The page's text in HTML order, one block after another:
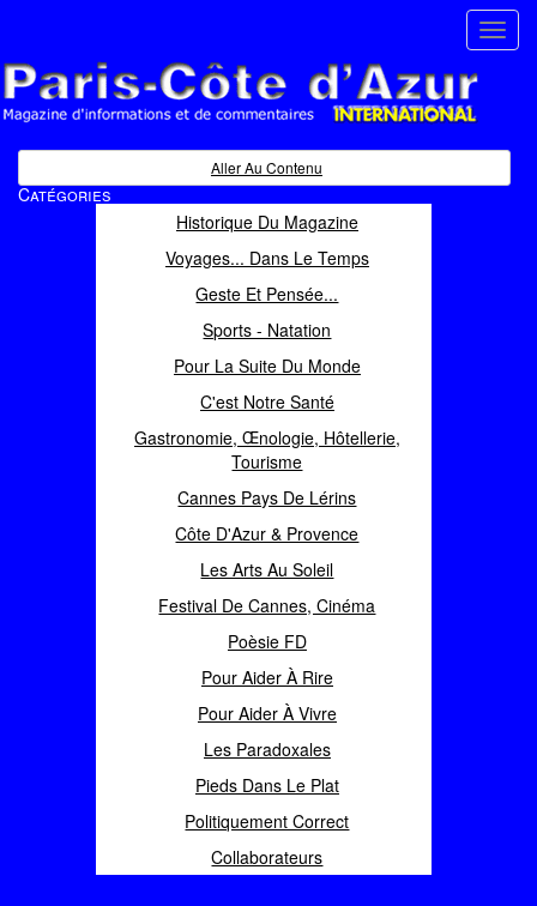
Magazine d'informations et de commentaires
Aller Au Contenu
Catégories
Historique Du Magazine
Voyages... Dans Le Temps
Geste Et Pensée...
Sports - Natation
Pour La Suite Du Monde
C'est Notre Santé
Gastronomie, Œnologie, Hôtellerie,
Tourisme
Cannes Pays De Lérins
Côte D'Azur & Provence
Les Arts Au Soleil
Festival De Cannes, Cinéma
Poèsie FD
Pour Aider À Rire
Pour Aider À Vivre
Les Paradoxales
Pieds Dans Le Plat
Politiquement Correct
Collaborateurs